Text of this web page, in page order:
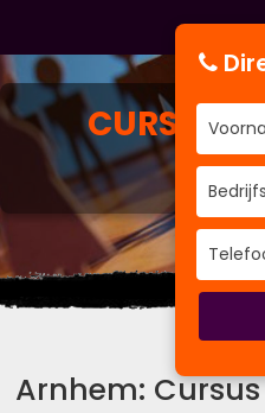
CURSUS
BV&T traint
Arnhem: